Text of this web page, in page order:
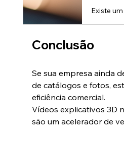
Conclusão
Se sua empresa ainda
de catálogos e fotos,
eficiência comercial.
Vídeos explicativos 3D
são um acelerador de